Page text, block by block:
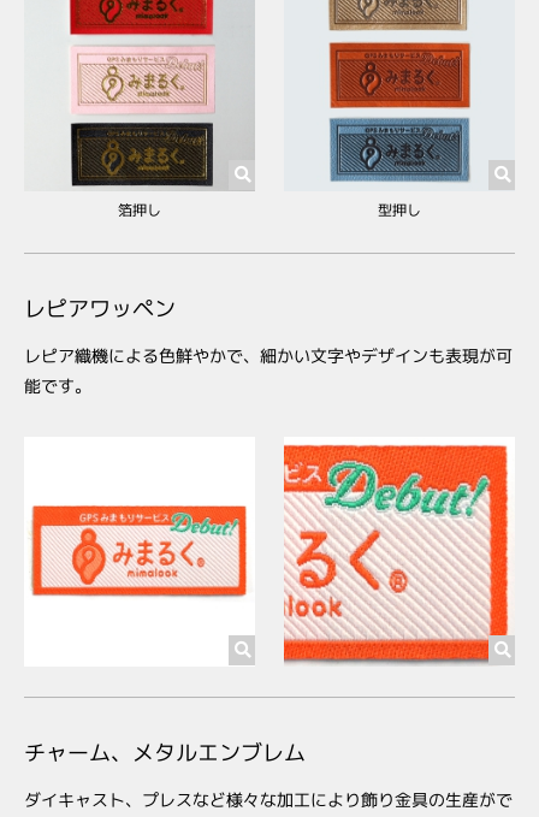
箔押し 型押し
レピアワッペン
レピア織機による色鮮やかで、細かい文字やデザインも表現が可
能です。
チャーム、メタルエンブレム
ダイキャスト、プレスなど様々な加工により飾り金具の生産がで